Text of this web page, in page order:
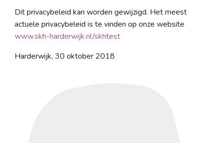
Dit privacybeleid kan worden gewijzigd. Het meest
actuele privacybeleid is te vinden op onze website
www.skh-harderwijk.nl/skhtest
Harderwijk, 30 oktober 2018